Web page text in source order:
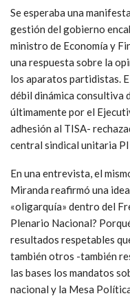
Se esperaba una
gestión del gobierno
ministro de Economía y
una respuesta sobre la
los aparatos partidistas.
débil dinámica consultiva
últimamente por el
adhesión al TISA-
central sindical unitaria
En una entrevista, el
Miranda reafirmó una
«oligarquía» dentro del
Plenario Nacional?
resultados respetables
también otros -también
las bases los mandatos
nacional y la Mesa